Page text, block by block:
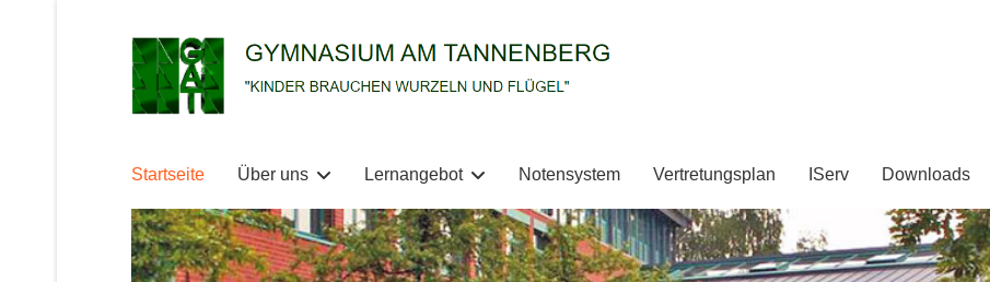
Startseite Über uns Lernangebot Notensystem Vertretungsplan IServ Downloads